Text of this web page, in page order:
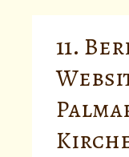
11.